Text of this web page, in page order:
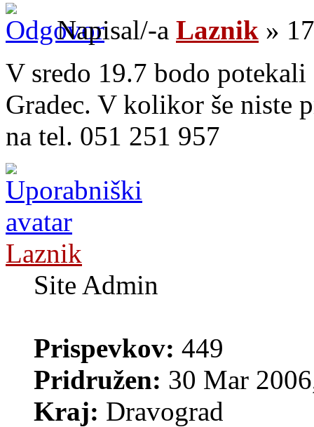
Napisal/-a Laznik »
V sredo 19.7 bodo
Gradec. V kolikor še niste
na tel. 051 251 957
Laznik
Site Admin
Prispevkov: 449
Pridružen: 30 Mar
Kraj: Dravograd